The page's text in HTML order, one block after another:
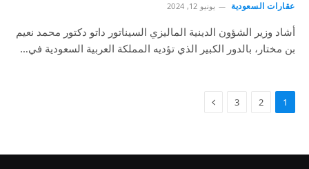
عقارات السعودية يونيو 12, 2024
أشاد وزير الشؤون الدينية الماليزي السيناتور داتو دكتور محمد نعيم
بن مختار، بالدور الكبير الذي تؤديه المملكة العربية السعودية في…
1
2
3